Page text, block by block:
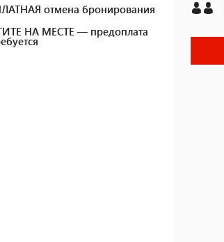
отмена бронирования
НА МЕСТЕ — предоплата